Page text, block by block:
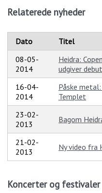
Relaterede nyheder
Dato
Titel
08-05-
2014
Heidra:
udgiver
16-04-
2014
Påske
Templet
23-02-
2013
Bagom
21-02-
2013
Ny video fra
Koncerter og festivaler